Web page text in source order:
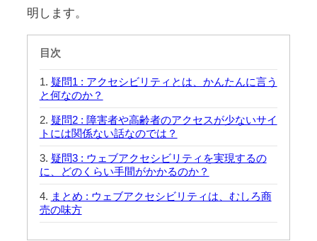
明します。
目次
疑問1 : アクセシビリティとは、かんたんに言う
と何なのか？
疑問2 : 障害者や高齢者のアクセスが少ないサイ
トには関係ない話なのでは？
疑問3 : ウェブアクセシビリティを実現するの
に、どのくらい手間がかかるのか？
まとめ : ウェブアクセシビリティは、むしろ商
売の味方